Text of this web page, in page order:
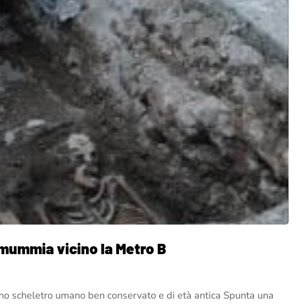
vicino la Metro B
scheletro umano ben conservato e di età antica Spunta una